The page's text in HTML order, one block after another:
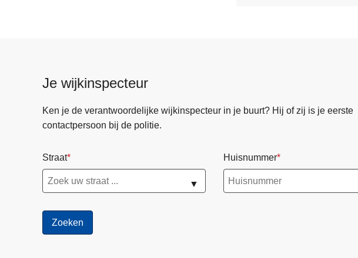
Je wijkinspecteur
Ken je de verantwoordelijke wijkinspecteur in je buurt? Hij of zij is je eerste
contactpersoon bij de politie.
Straat
▼
Huisnummer